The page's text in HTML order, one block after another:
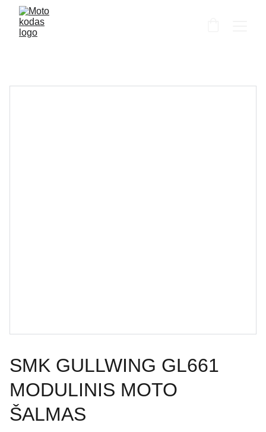
SMK GULLWING GL661
MODULINIS MOTO
ŠALMAS